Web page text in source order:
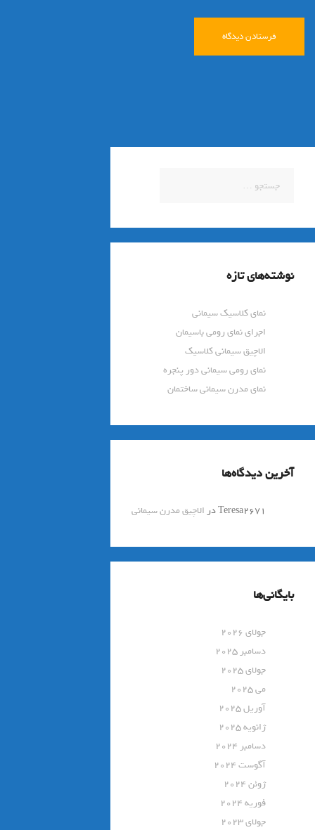
برای:
نوشته‌های تازه
نمای کلاسیک سیمانی
اجرای نمای رومی باسیمان
الاچیق سیمانی کلاسیک
نمای رومی سیمانی دور پنجره
نمای مدرن سیمانی ساختمان
آخرین دیدگاه‌ها
Teresa2671در الاچیق مدرن سیمانی
بایگانی‌ها
جولای 2026
دسامبر 2025
جولای 2025
می 2025
آوریل 2025
ژانویه 2025
دسامبر 2024
آگوست 2024
ژوئن 2024
فوریه 2024
جولای 2023